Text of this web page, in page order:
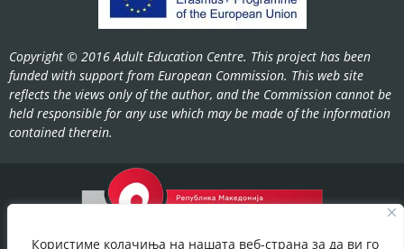
Користиме колачиња на нашата веб-страна за да ви го
Copyright © 2016 Adult Education Centre. This project has been
funded with support from European Commission. This web site
reflects the views only of the author, and the Commission cannot be
held responsible for any use which may be made of the information
contained therein.